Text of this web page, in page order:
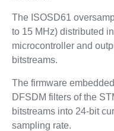
The ISOSD61
to 15 MHz) distributed
microcontroller and
bitstreams.
The firmware
DFSDM filters of the
bitstreams into 24-bit
sampling rate.